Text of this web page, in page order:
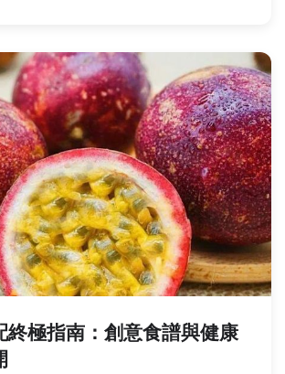
終極指南：創意食譜與健康